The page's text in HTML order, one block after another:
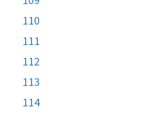
110
111
112
113
114